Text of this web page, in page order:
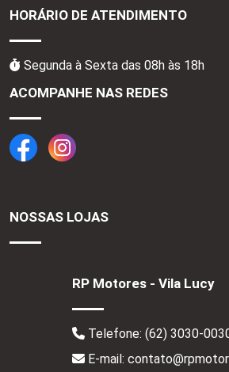
HORÁRIO DE ATENDIMENTO
Segunda à Sexta das 08h às 18h
ACOMPANHE NAS REDES
NOSSAS LOJAS
RP Motores - Vila Lucy
Telefone: (62) 3030-
E-mail: